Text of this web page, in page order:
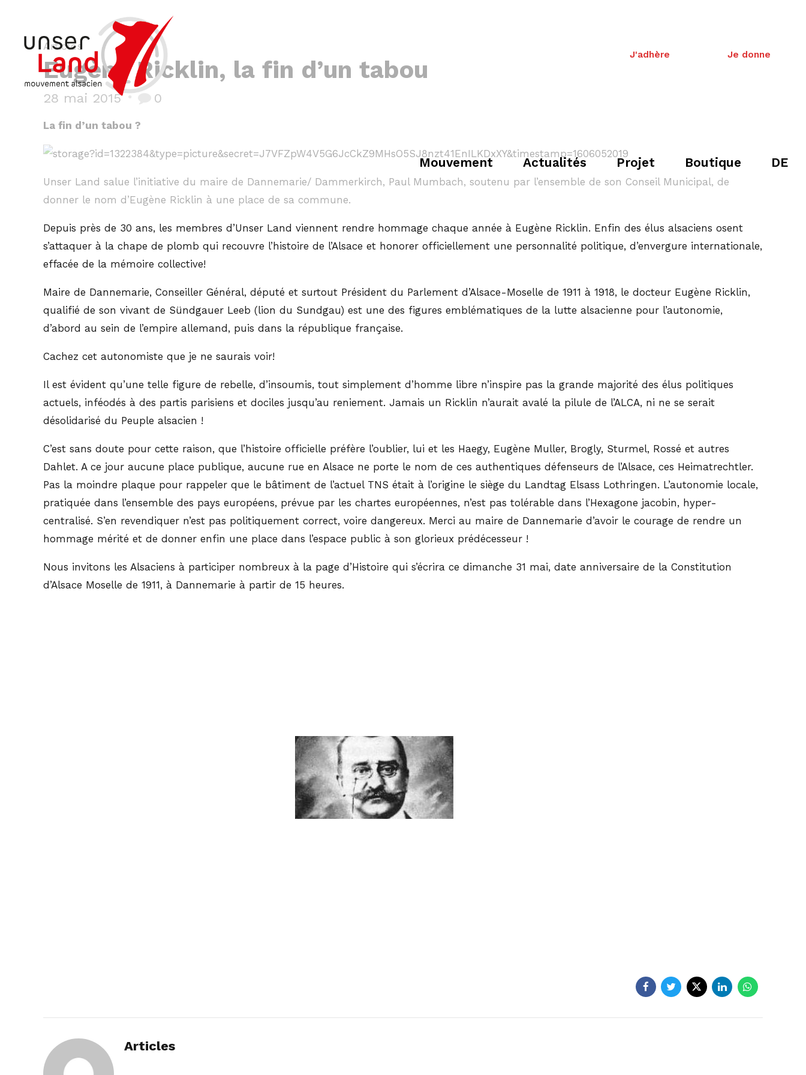
J'adhère Je donne
Mouvement Actualités Projet Boutique DE
Articles
Eugène Ricklin, la fin d’un tabou
28 mai 2015 0
La fin d’un tabou ?
Unser Land salue l’initiative du maire de Dannemarie/ Dammerkirch, Paul Mumbach, soutenu par l’ensemble de son Conseil Municipal, de
donner le nom d’Eugène Ricklin à une place de sa commune.
Depuis près de 30 ans, les membres d’Unser Land viennent rendre hommage chaque année à Eugène Ricklin. Enfin des élus alsaciens osent
s’attaquer à la chape de plomb qui recouvre l’histoire de l’Alsace et honorer officiellement une personnalité politique, d’envergure internationale,
effacée de la mémoire collective!
Maire de Dannemarie, Conseiller Général, député et surtout Président du Parlement d’Alsace-Moselle de 1911 à 1918, le docteur Eugène Ricklin,
qualifié de son vivant de Sündgauer Leeb (lion du Sundgau) est une des figures emblématiques de la lutte alsacienne pour l’autonomie,
d’abord au sein de l’empire allemand, puis dans la république française.
Cachez cet autonomiste que je ne saurais voir!
Il est évident qu’une telle figure de rebelle, d’insoumis, tout simplement d’homme libre n’inspire pas la grande majorité des élus politiques
actuels, inféodés à des partis parisiens et dociles jusqu’au reniement. Jamais un Ricklin n’aurait avalé la pilule de l’ALCA, ni ne se serait
désolidarisé du Peuple alsacien !
C’est sans doute pour cette raison, que l’histoire officielle préfère l’oublier, lui et les Haegy, Eugène Muller, Brogly, Sturmel, Rossé et autres
Dahlet. A ce jour aucune place publique, aucune rue en Alsace ne porte le nom de ces authentiques défenseurs de l’Alsace, ces Heimatrechtler.
Pas la moindre plaque pour rappeler que le bâtiment de l’actuel TNS était à l’origine le siège du Landtag Elsass Lothringen. L’autonomie locale,
pratiquée dans l’ensemble des pays européens, prévue par les chartes européennes, n’est pas tolérable dans l’Hexagone jacobin, hyper-
centralisé. S’en revendiquer n’est pas politiquement correct, voire dangereux. Merci au maire de Dannemarie d’avoir le courage de rendre un
hommage mérité et de donner enfin une place dans l’espace public à son glorieux prédécesseur !
Nous invitons les Alsaciens à participer nombreux à la page d’Histoire qui s’écrira ce dimanche 31 mai, date anniversaire de la Constitution
d’Alsace Moselle de 1911, à Dannemarie à partir de 15 heures.
Articles